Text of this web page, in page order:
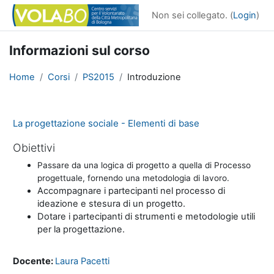
Vai al contenuto principale
Non sei collegato. (Login)
Informazioni sul corso
Home Corsi PS2015 Introduzione
La progettazione sociale - Elementi di base
Obiettivi
Passare da una logica di progetto a quella di Processo
progettuale, fornendo una metodologia di lavoro.
Accompagnare i partecipanti nel processo di
ideazione e stesura di un progetto.
Dotare i partecipanti di strumenti e metodologie utili
per la progettazione.
Docente: Laura Pacetti